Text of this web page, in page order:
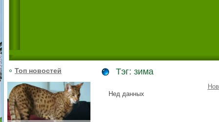
Топ новостей Тэг: зима
Нед данных